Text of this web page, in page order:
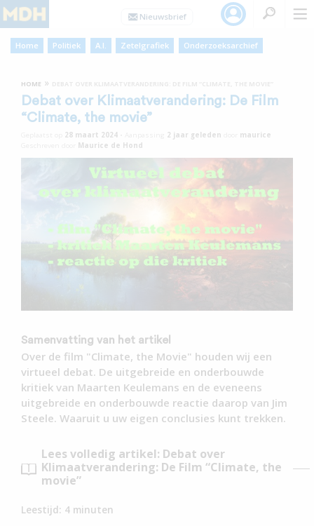
Home Politiek A.I. Zetelgrafiek Onderzoeksarchief
HOME »
Debat over Klimaatverandering: De Film
“Climate, the movie”
28 maart 2024 2 jaar geleden
maurice
Maurice de Hond
Samenvatting van het artikel
Over de film "Climate, the Movie" houden wij een
virtueel debat. De uitgebreide en onderbouwde
kritiek van Maarten Keulemans en de eveneens
uitgebreide en onderbouwde reactie daarop van Jim
Steele. Waaruit u uw eigen conclusies kunt trekken.
Lees volledig artikel: Debat over
Klimaatverandering: De Film “Climate, the
movie”
Leestijd: 4 minuten